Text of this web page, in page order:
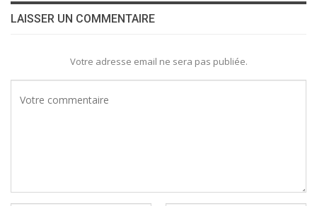
LAISSER UN COMMENTAIRE
Votre adresse email ne sera pas publiée.